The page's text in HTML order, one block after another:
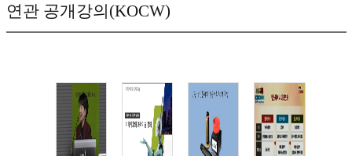
연관 공개강의(KOCW)